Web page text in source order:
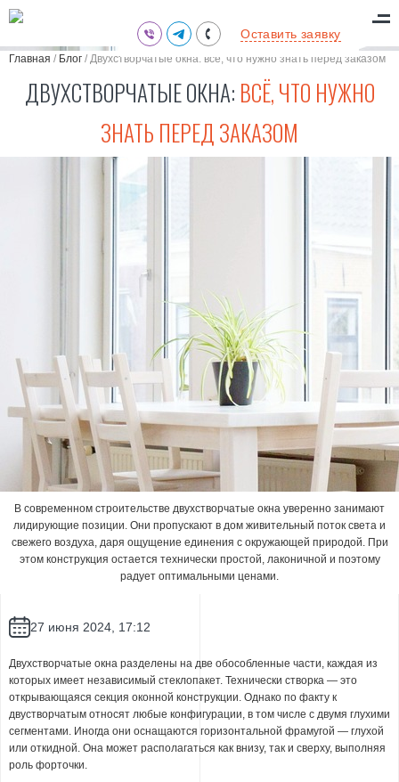
(095) 711-77-47
(097) 773-73-71
Оставить заявку
Главная / Блог / Двухстворчатые окна: всё, что нужно знать перед заказом
ДВУХСТВОРЧАТЫЕ ОКНА: ВСЁ, ЧТО НУЖНО
ЗНАТЬ ПЕРЕД ЗАКАЗОМ
В современном строительстве двухстворчатые окна уверенно занимают
лидирующие позиции. Они пропускают в дом живительный поток света и
свежего воздуха, даря ощущение единения с окружающей природой. При
этом конструкция остается технически простой, лаконичной и поэтому
радует оптимальными ценами.
27 июня 2024, 17:12
Двухстворчатые окна разделены на две обособленные части, каждая из
которых имеет независимый стеклопакет. Технически створка — это
открывающаяся секция оконной конструкции. Однако по факту к
двустворчатым относят любые конфигурации, в том числе с двумя глухими
сегментами. Иногда они оснащаются горизонтальной фрамугой — глухой
или откидной. Она может располагаться как внизу, так и сверху, выполняя
роль форточки.